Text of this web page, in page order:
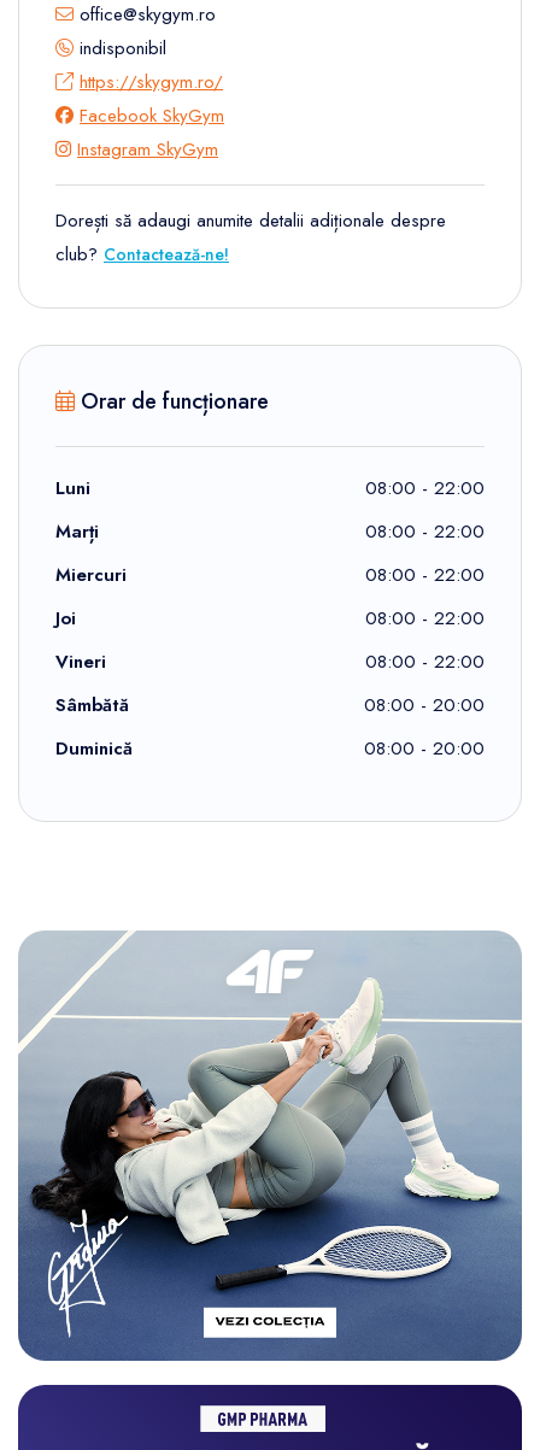
office@skygym.ro
indisponibil
https://skygym.ro/
Facebook SkyGym
Instagram SkyGym
Dorești să adaugi anumite detalii adiționale despre
club? Contactează-ne!
Orar de funcționare
Luni
08:00 - 22:00
Marți
08:00 - 22:00
Miercuri
08:00 - 22:00
Joi
08:00 - 22:00
Vineri
08:00 - 22:00
Sâmbătă
08:00 - 20:00
Duminică
08:00 - 20:00